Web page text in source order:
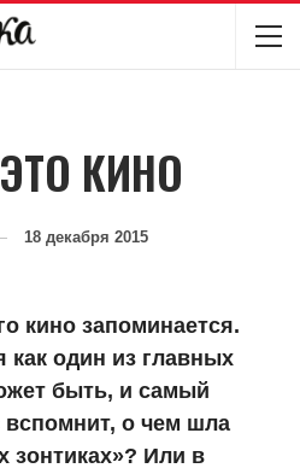
КИНО
18 декабря 2015
кино запоминается.
как один из главных
быть, и самый
вспомнит, о чем шла
зонтиках»? Или в